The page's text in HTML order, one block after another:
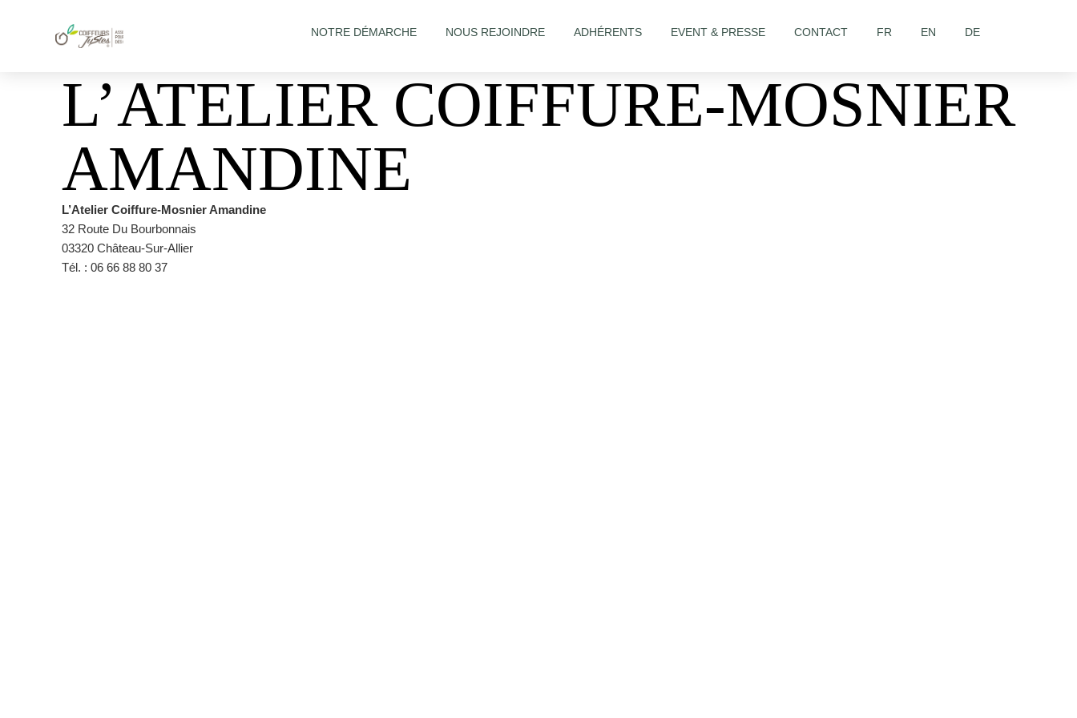
NOTRE DÉMARCHE NOUS REJOINDRE ADHÉRENTS EVENT & PRESSE CONTACT FR EN DE
L’ATELIER COIFFURE-MOSNIER
AMANDINE
L’Atelier Coiffure-Mosnier Amandine
32 Route Du Bourbonnais
03320 Château-Sur-Allier
Tél. : 06 66 88 80 37